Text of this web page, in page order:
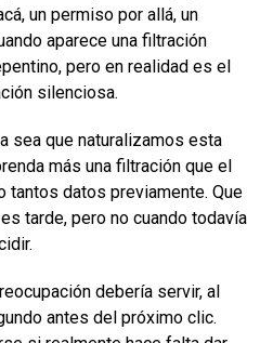
un permiso por allá, un
aparece una filtración
pero en realidad es el
silenciosa.
sea que naturalizamos esta
más una filtración que el
tantos datos previamente. Que
tarde, pero no cuando todavía
debería servir, al
antes del próximo clic.